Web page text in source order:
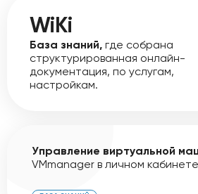
WiKi
База знаний, где собрана
структурированная онлайн-
документация, по услугам,
настройкам.
Управление виртуальной
VMmanager в личном кабинете